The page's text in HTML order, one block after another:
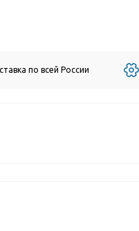
по всей России